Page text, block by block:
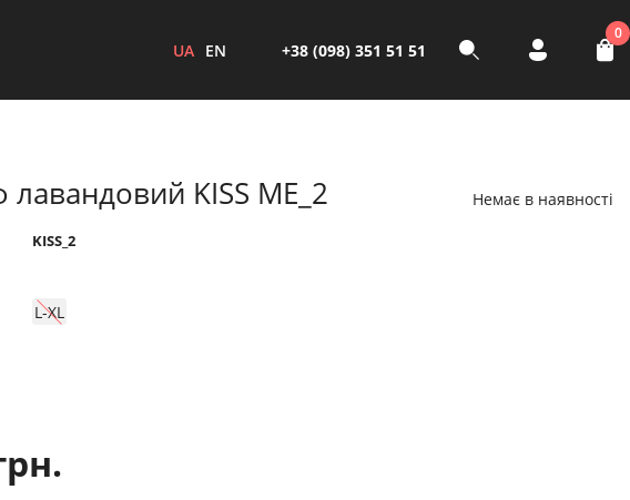
UA EN +38 (098) 351 51 51
0
лавандовий KISS ME_2 Немає в наявності
KISS_2
L-XL